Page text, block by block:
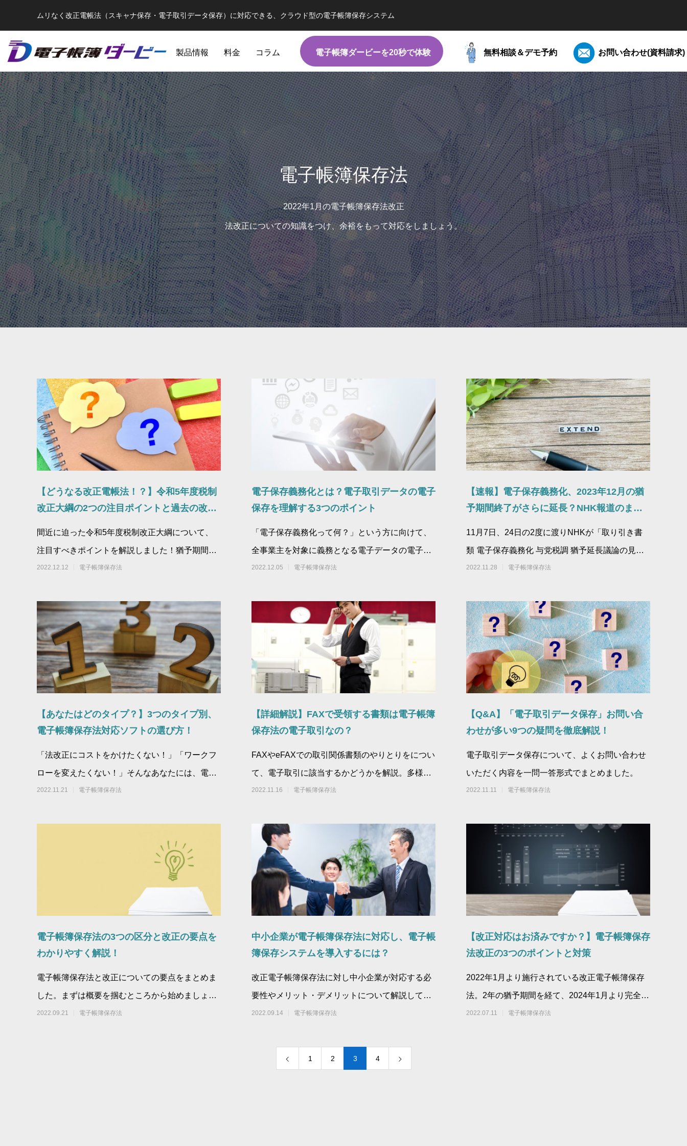
ムリなく改正電帳法（スキャナ保存・電子取引データ保存）に対応できる、クラウド型の電子帳簿保存システム
製品情報 料金 コラム 電子帳簿ダービーを20秒で体験 無料相談＆デモ予約 お問い合わせ(資料請求)
電子帳簿保存法
【2024年1月最新】改正電帳法の総まとめ
法対応が遅れた場合の対応策も解説！
2024.01.10
【ついに判明！？】改正電帳法『新猶予措
置』”相当の理由”に該当する2つのケースを
解説！
2023.08.04
【必要？不要？】タイムスタンプと電帳法
の関係を正しく把握する２つのポイントを
解説！
2023.06.14
【こんな時どうする？電帳法】Q&A集
vol.1
2023.04.12
電子帳簿保存法
2022年1月の電子帳簿保存法改正
法改正についての知識をつけ、余裕をもって対応をしましょう。
【どうなる改正電帳法！？】令和5年度税制
改正大綱の2つの注目ポイントと過去の改正
間近に迫った令和5年度税制改正大綱について、
注目すべきポイントを解説しました！猶予期間延
長となるのか要件緩和となるのか、注目です。
2022.12.12 電子帳簿保存法
電子保存義務化とは？電子取引データの電子
保存を理解する3つのポイント
「電子保存義務化って何？」という方に向けて、
全事業主を対象に義務となる電子データの電子保
存について基礎から徹底解説しました！
2022.12.05 電子帳簿保存法
【速報】電子保存義務化、2023年12月の猶
予期間終了がさらに延長？NHK報道のまと
11月7日、24日の2度に渡りNHKが「取り引き書
類 電子保存義務化 与党税調 猶予延長議論の見通
し」「請求書の電子データ保存義務 引き続
2022.11.28 電子帳簿保存法
【あなたはどのタイプ？】3つのタイプ別、
電子帳簿保存法対応ソフトの選び方！
「法改正にコストをかけたくない！」「ワークフ
ローを変えたくない！」そんなあなたには、電子
帳簿保存法対応専用クラウドソフトがおすすめで
2022.11.21 電子帳簿保存法
【詳細解説】FAXで受領する書類は電子帳簿
保存法の電子取引なの？
FAXやeFAXでの取引関係書類のやりとりをについ
て、電子取引に該当するかどうかを解説。多様化
するFAXでの書類のやり取りについて、どう考え
2022.11.16 電子帳簿保存法
【Q&A】「電子取引データ保存」お問い合
わせが多い9つの疑問を徹底解説！
電子取引データ保存について、よくお問い合わせ
いただく内容を一問一答形式でまとめました。
2022.11.11 電子帳簿保存法
電子帳簿保存法の3つの区分と改正の要点を
わかりやすく解説！
電子帳簿保存法と改正についての要点をまとめま
した。まずは概要を掴むところから始めましょ
う！
2022.09.21 電子帳簿保存法
中小企業が電子帳簿保存法に対応し、電子帳
簿保存システムを導入するには？
改正電子帳簿保存法に対し中小企業が対応する必
要性やメリット・デメリットについて解説してい
ます。
2022.09.14 電子帳簿保存法
【改正対応はお済みですか？】電子帳簿保存
法改正の3つのポイントと対策
2022年1月より施行されている改正電子帳簿保存
法。2年の猶予期間を経て、2024年1月より完全義
務化となります。電子帳簿保存法の改正につ
2022.07.11 電子帳簿保存法
1 2 3 4